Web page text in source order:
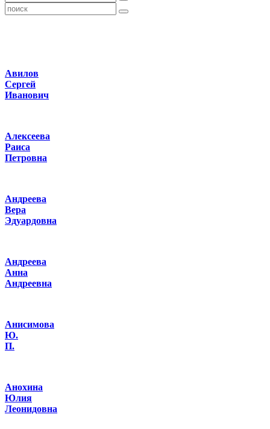
Авилов
Сергей
Иванович
Алексеева
Раиса
Петровна
Андреева
Вера
Эдуардовна
Андреева
Анна
Андреевна
Анисимова
Ю.
П.
Анохина
Юлия
Леонидовна